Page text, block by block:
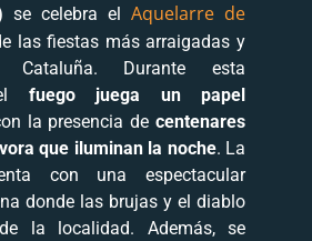
se celebra el Aquelarre de
las fiestas más arraigadas y
Cataluña. Durante esta
fuego juega un papel
la presencia de centenares
que iluminan la noche. La
con una espectacular
donde las brujas y el diablo
la localidad. Además, se